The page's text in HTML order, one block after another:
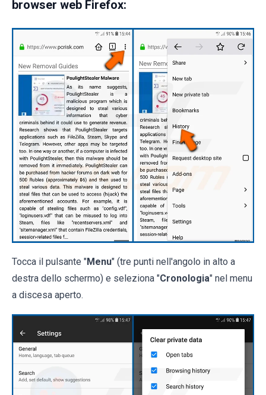
browser web Firefox:
Tocca il pulsante "Menu" (tre punti nell'angolo in alto a
destra dello schermo) e seleziona "Cronologia" nel menu
a discesa aperto.